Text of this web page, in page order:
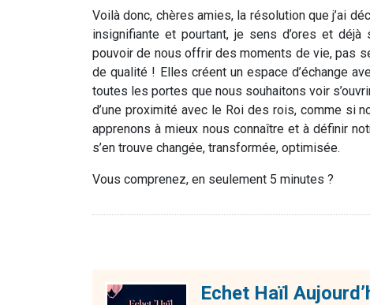
Voilà donc, chères amies, la résolution que j’ai
insignifiante et pourtant, je sens d’ores et
pouvoir de nous offrir des moments de vie, pas
de qualité ! Elles créent un espace d’échange
toutes les portes que nous souhaitons voir
d’une proximité avec le Roi des rois, comme si
apprenons à mieux nous connaître et à définir
s’en trouve changée, transformée, optimisée.
Vous comprenez, en seulement 5 minutes ?
Echet Haïl